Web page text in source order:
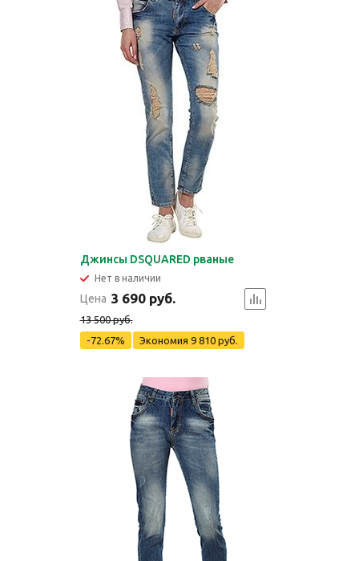
Джинсы DSQUARED рваные
Нет в наличии
Цена 3 690 руб.
13 500 руб.
-72.67%
Экономия 9 810 руб.